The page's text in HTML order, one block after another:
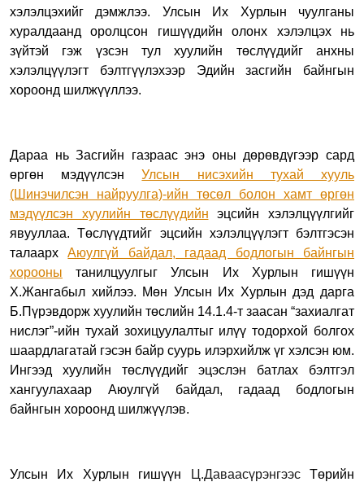
хэлэлцэхийг дэмжлээ. Улсын Их Хурлын чуулганы
хуралдаанд оролцсон гишүүдийн олонх хэлэлцэх нь
зүйтэй гэж үзсэн тул хуулийн төслүүдийг анхны
хэлэлцүүлэгт бэлтгүүлэхээр Эдийн засгийн байнгын
хороонд шилжүүллээ.
Дараа нь Засгийн газраас энэ оны дөрөвдүгээр сард
өргөн мэдүүлсэнУлсын нисэхийн тухай хууль
(Шинэчилсэн найруулга)-ийн төсөл болон хамт өргөн
мэдүүлсэн хуулийн төслүүдийн эцсийн хэлэлцүүлгийг
явууллаа. Төслүүдтийг эцсийн хэлэлцүүлэгт бэлтгэсэн
талаархАюулгүй байдал, гадаад бодлогын байнгын
хорооны танилцуулгыг Улсын Их Хурлын гишүүн
Х.Жангабыл хийлээ. Мөн Улсын Их Хурлын дэд дарга
Б.Пүрэвдорж хуулийн төслийн 14.1.4-т заасан “захиалгат
нислэг”-ийн тухай зохицуулалтыг илүү тодорхой болгох
шаардлагатай гэсэн байр суурь илэрхийлж үг хэлсэн юм.
Ингээд хуулийн төслүүдийг эцэслэн батлах бэлтгэл
хангуулахаар Аюулгүй байдал, гадаад бодлогын
байнгын хороонд шилжүүлэв.
Улсын Их Хурлын гишүүн Ц.ДаваасүрэнгээсТөрийн